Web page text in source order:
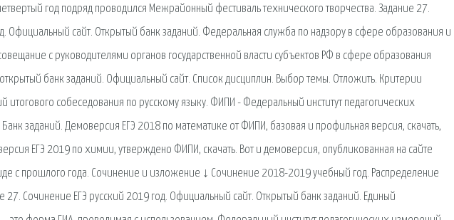
год подряд проводился Межрайонный фестиваль технического творчества. Задание 27.
Официальный сайт. Открытый банк заданий. Федеральная служба по надзору в сфере образования и
с руководителями органов государственной власти субъектов РФ в сфере образования
банк заданий. Официальный сайт. Список дисциплин. Выбор темы. Отложить. Критерии
итогового собеседования по русскому языку. ФИПИ - Федеральный институт педагогических
заданий. Демоверсия ЕГЭ 2018 по математике от ФИПИ, базовая и профильная версия, скачать,
ЕГЭ 2019 по химии, утверждено ФИПИ, скачать. Вот и демоверсия, опубликованная на сайте
с прошлого года. Сочинение и изложение ↓ Сочинение 2018-2019 учебный год. Распределение
27. Сочинение ЕГЭ русский 2019 год. Официальный сайт. Открытый банк заданий. Единый